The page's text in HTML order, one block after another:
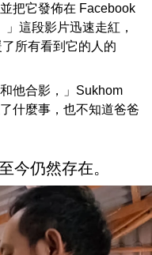
把它發佈在 Facebook
這段影片迅速走紅，
了所有看到它的人的
他合影，」Sukhom
什麼事，也不知道爸爸
今仍然存在。